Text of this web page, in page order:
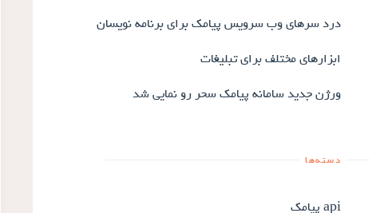
درد سرهای وب سرویس پیامک برای برنامه نویسان
ابزارهای مختلف برای تبلیغات
ورژن جدید سامانه پیامک سحر رو نمایی شد
دسته‌ها
api پیامک